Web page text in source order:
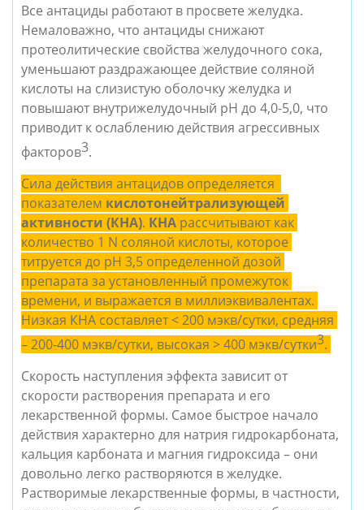
Все антациды работают в просвете желудка.
Немаловажно, что антациды снижают
протеолитические свойства желудочного сока,
уменьшают раздражающее действие соляной
кислоты на слизистую оболочку желудка и
повышают внутрижелудочный pH до 4,0-5,0, что
приводит к ослаблению действия агрессивных
факторов3.
Сила действия антацидов определяется
показателем кислотонейтрализующей
активности (КНА). КНА рассчитывают как
количество 1 N соляной кислоты, которое
титруется до pH 3,5 определенной дозой
препарата за установленный промежуток
времени, и выражается в миллиэквивалентах.
Низкая КНА составляет < 200 мэкв/сутки, средняя
– 200-400 мэкв/сутки, высокая > 400 мэкв/сутки3.
Скорость наступления эффекта зависит от
скорости растворения препарата и его
лекарственной формы. Самое быстрое начало
действия характерно для натрия гидрокарбоната,
кальция карбоната и магния гидроксида – они
довольно легко растворяются в желудке.
Растворимые лекарственные формы, в частности,